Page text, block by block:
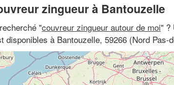
zingueur à Bantouzelle
"couvreur zingueur autour de moi" ?
disponibles à Bantouzelle, 59266 (Nord Pas-